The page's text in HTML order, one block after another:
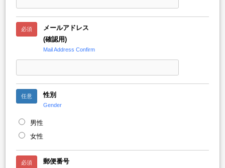
必須
メールアドレス
(確認用)
Mail Address Confirm
任意 性別
Gender
男性
女性
必須 郵便番号